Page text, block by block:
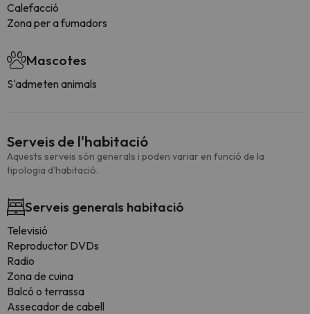
Calefacció
Zona per a fumadors
Mascotes
S'admeten animals
Serveis de l'habitació
Aquests serveis són generals i poden variar en funció de la
tipologia d'habitació.
Serveis generals habitació
Televisió
Reproductor DVDs
Radio
Zona de cuina
Balcó o terrassa
Assecador de cabell